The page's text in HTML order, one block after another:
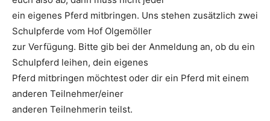
ein eigenes Pferd mitbringen. Uns stehen zusätzlich zwei
Schulpferde vom Hof Olgemöller
zur Verfügung. Bitte gib bei der Anmeldung an, ob du ein
Schulpferd leihen, dein eigenes
Pferd mitbringen möchtest oder dir ein Pferd mit einem
anderen Teilnehmer/einer
anderen Teilnehmerin teilst.